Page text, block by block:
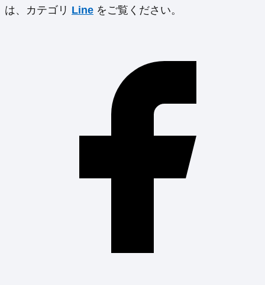
は、カテゴリ Line をご覧ください。